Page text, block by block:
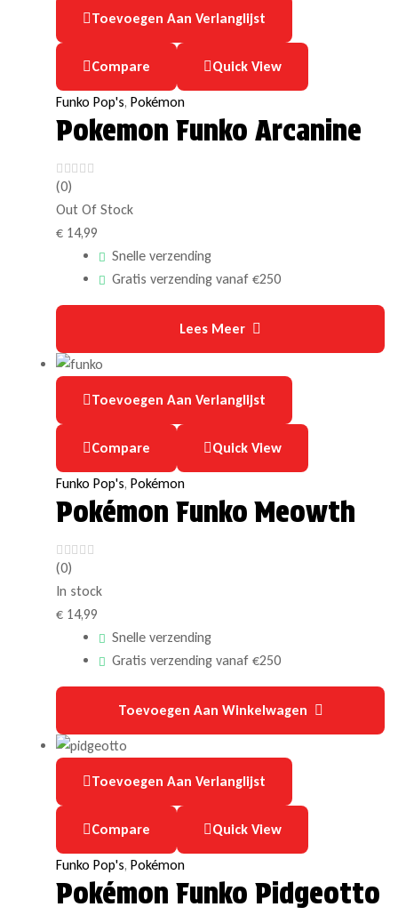
Toevoegen Aan Verlanglijst
Compare Quick View
Funko Pop's, Pokémon
Pokemon Funko Arcanine
(0)
Out Of Stock
€ 14,99
Snelle verzending
Gratis verzending vanaf €250
Lees Meer
Toevoegen Aan Verlanglijst
Compare Quick View
Funko Pop's, Pokémon
Pokémon Funko Meowth
(0)
In stock
€ 14,99
Snelle verzending
Gratis verzending vanaf €250
Toevoegen Aan Winkelwagen
Toevoegen Aan Verlanglijst
Compare Quick View
Funko Pop's, Pokémon
Pokémon Funko Pidgeotto